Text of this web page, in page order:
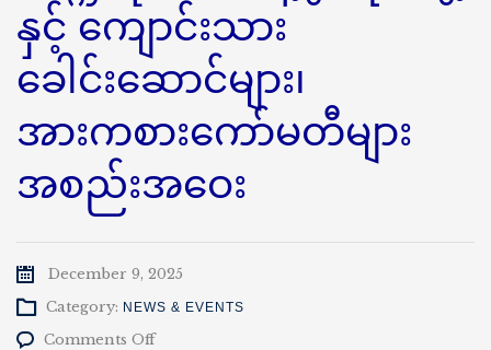
နှင့် ကျောင်းသား
ခေါင်းဆောင်များ၊
အားကစားကော်မတီများ
အစည်းအဝေး
December 9, 2025
Category: NEWS & EVENTS
Comments Offon